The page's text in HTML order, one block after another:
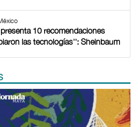
10 recomendaciones
las tecnologías'': Sheinbaum